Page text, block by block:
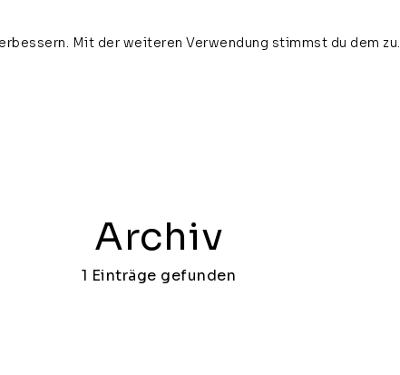
Archiv
1 Einträge gefunden
Mit der weiteren Verwendung stimmst du dem zu.